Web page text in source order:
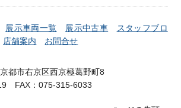
展示車両一覧 展示中古車
スタッフブロ
店舗案内 お問合せ
都市右京区西京極葛野町8
FAX：075-315-6033